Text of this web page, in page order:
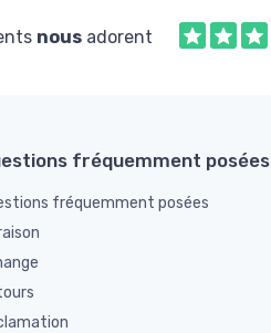
nousadorent
fréquemment posées
fréquemment posées